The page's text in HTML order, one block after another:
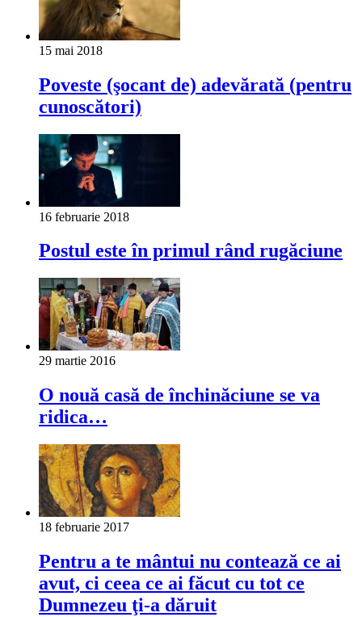
15 mai 2018
Poveste (şocant de) adevărată (pentru
cunoscători)
16 februarie 2018
Postul este în primul rând rugăciune
29 martie 2016
O nouă casă de închinăciune se va
ridica…
18 februarie 2017
Pentru a te mântui nu contează ce ai
avut, ci ceea ce ai făcut cu tot ce
Dumnezeu ţi-a dăruit